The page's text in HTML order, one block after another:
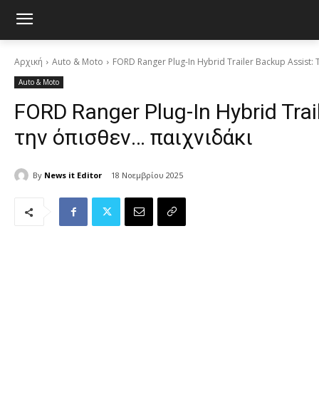
Αρχική Auto & Moto FORD Ranger Plug-In Hybrid Trailer Backup Assist:
Auto & Moto
FORD Ranger Plug-In Hybrid
την όπισθεν… παιχνιδάκι
By News it Editor 18 Νοεμβρίου 2025